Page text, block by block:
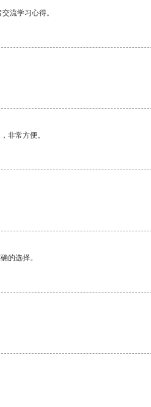
流学习心得。
非常方便。
的选择。